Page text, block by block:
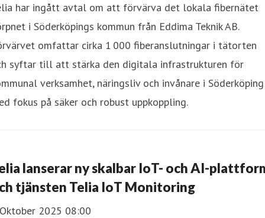
har ingått avtal om att förvärva det lokala fibernätet
i Söderköpings kommun från Eddima Teknik AB.
omfattar cirka 1 000 fiberanslutningar i tätorten
syftar till att stärka den digitala infrastrukturen för
verksamhet, näringsliv och invånare i
fokus på säker och robust uppkoppling.
lanserar ny skalbar IoT- och AI-
tjänsten Telia IoT Monitoring
2025 08:00